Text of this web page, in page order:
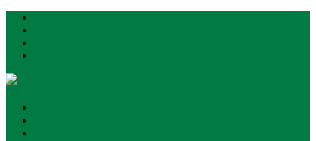
Mühlenhof-Freilichtmuseum
Münster